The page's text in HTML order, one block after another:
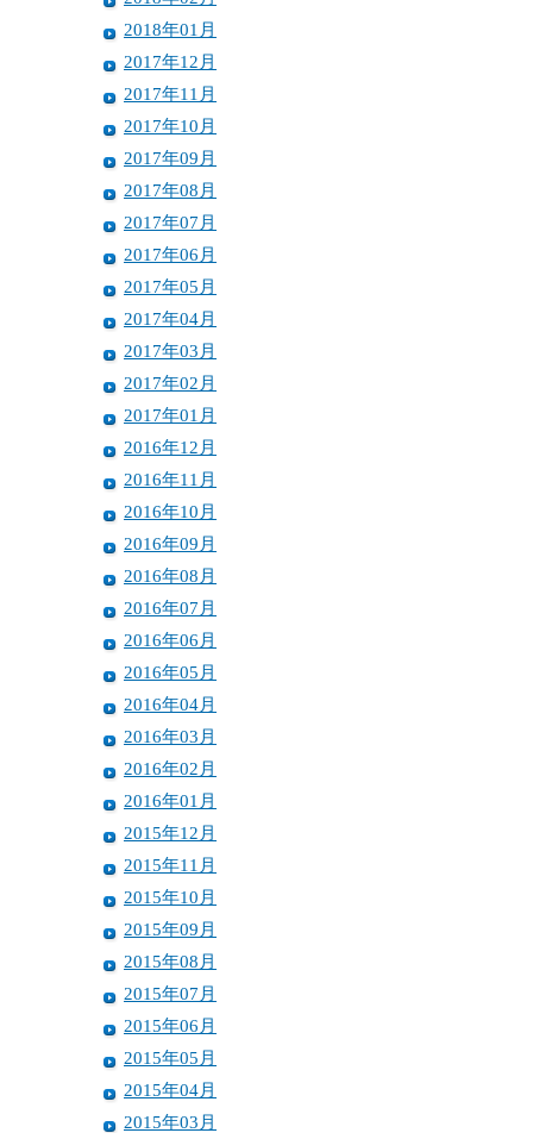
2018年01月
2017年12月
2017年11月
2017年10月
2017年09月
2017年08月
2017年07月
2017年06月
2017年05月
2017年04月
2017年03月
2017年02月
2017年01月
2016年12月
2016年11月
2016年10月
2016年09月
2016年08月
2016年07月
2016年06月
2016年05月
2016年04月
2016年03月
2016年02月
2016年01月
2015年12月
2015年11月
2015年10月
2015年09月
2015年08月
2015年07月
2015年06月
2015年05月
2015年04月
2015年03月